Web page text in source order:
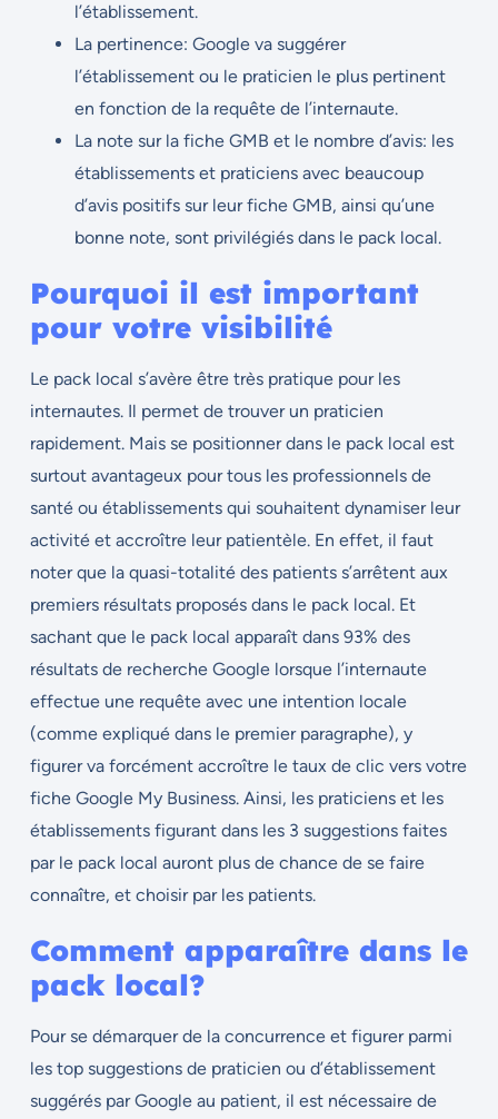
l’établissement.
La pertinence: Google va suggérer
l’établissement ou le praticien le plus pertinent
en fonction de la requête de l’internaute.
La note sur la fiche GMB et le nombre d’avis: les
établissements et praticiens avec beaucoup
d’avis positifs sur leur fiche GMB, ainsi qu’une
bonne note, sont privilégiés dans le pack local.
Pourquoi il est important
pour votre visibilité
Le pack local s’avère être très pratique pour les
internautes. Il permet de trouver un praticien
rapidement. Mais se positionner dans le pack local est
surtout avantageux pour tous les professionnels de
santé ou établissements qui souhaitent dynamiser leur
activité et accroître leur patientèle. En effet, il faut
noter que la quasi-totalité des patients s’arrêtent aux
premiers résultats proposés dans le pack local. Et
sachant que le pack local apparaît dans 93% des
résultats de recherche Google lorsque l’internaute
effectue une requête avec une intention locale
(comme expliqué dans le premier paragraphe), y
figurer va forcément accroître le taux de clic vers votre
fiche Google My Business. Ainsi, les praticiens et les
établissements figurant dans les 3 suggestions faites
par le pack local auront plus de chance de se faire
connaître, et choisir par les patients.
Comment apparaître dans le
pack local?
Pour se démarquer de la concurrence et figurer parmi
les top suggestions de praticien ou d’établissement
suggérés par Google au patient, il est nécessaire de